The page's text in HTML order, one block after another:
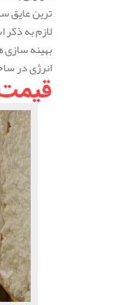
ترین عایق
لازم به
بهینه سازی
انرژی در